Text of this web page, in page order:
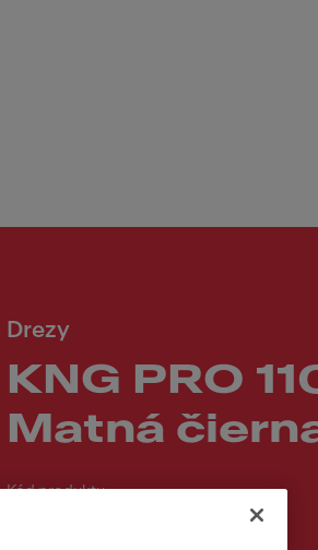
Drezy
KNG PRO
Matná
Kód produktu